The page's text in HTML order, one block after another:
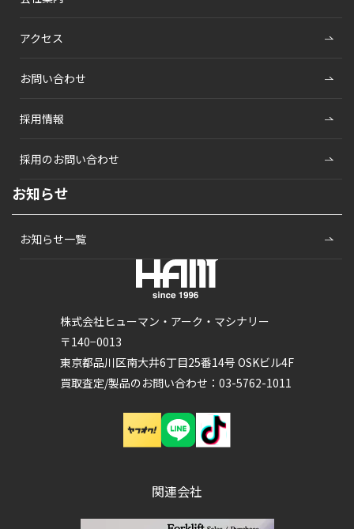
株式会社ヒューマン・アーク・マシナリー
〒140−0013
東京都品川区南大井6丁目25番14号 OSKビル4F
買取査定/製品のお問い合わせ：03-5762-1011
アクセス
お問い合わせ
採用情報
採用のお問い合わせ
お知らせ
お知らせ一覧
関連会社